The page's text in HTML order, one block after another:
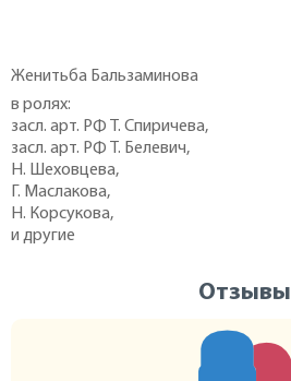
Женитьба Бальзаминова
в ролях:
засл. арт. РФ Т. Спиричева,
засл. арт. РФ Т. Белевич,
Н. Шеховцева,
Г. Маслакова,
Н. Корсукова,
и другие
Отзывы